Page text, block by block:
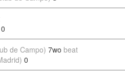
0
de Campo) 7wo beat
0